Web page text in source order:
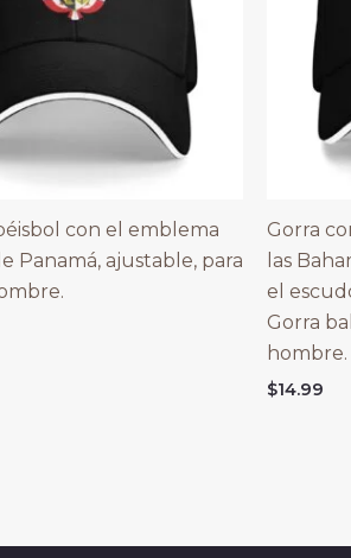
con el emblema
Panamá, ajustable, para
Gorra
las
el
Gorra
$14.99